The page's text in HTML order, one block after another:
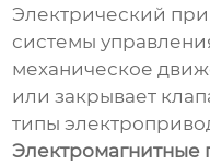
Электрический
системы
механическое
или закрывает
типы
Электромагнитные